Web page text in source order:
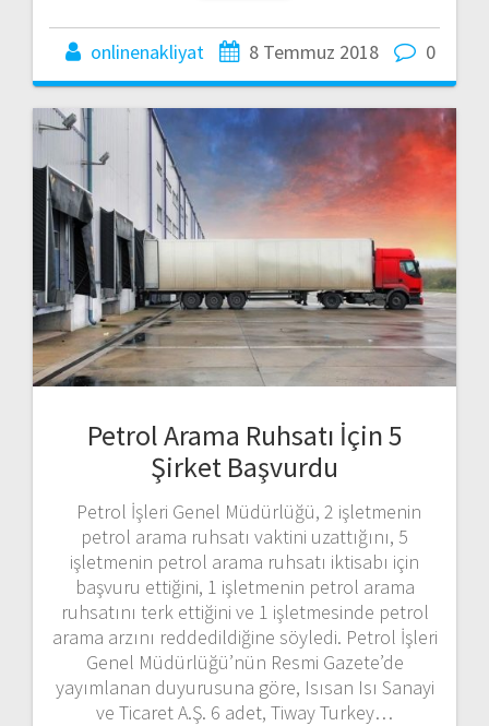
onlinenakliyat 8 Temmuz 2018 0
Petrol Arama Ruhsatı İçin 5
Şirket Başvurdu
Petrol İşleri Genel Müdürlüğü, 2 işletmenin
petrol arama ruhsatı vaktini uzattığını, 5
işletmenin petrol arama ruhsatı iktisabı için
başvuru ettiğini, 1 işletmenin petrol arama
ruhsatını terk ettiğini ve 1 işletmesinde petrol
arama arzını reddedildiğine söyledi. Petrol İşleri
Genel Müdürlüğü’nün Resmi Gazete’de
yayımlanan duyurusuna göre, Isısan Isı Sanayi
ve Ticaret A.Ş. 6 adet, Tiway Turkey…